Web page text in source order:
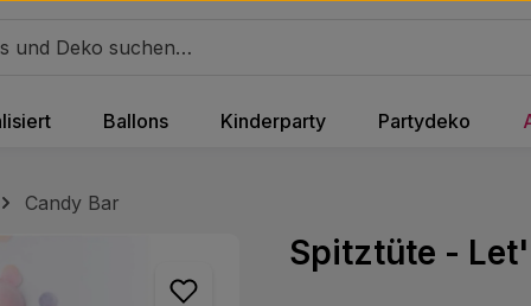
Ballons Kinderparty Partydeko
Candy Bar
Spitztüte -